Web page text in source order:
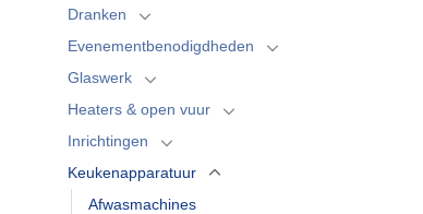
Dranken
Evenementbenodigdheden
Glaswerk
Heaters & open vuur
Inrichtingen
Keukenapparatuur
Afwasmachines